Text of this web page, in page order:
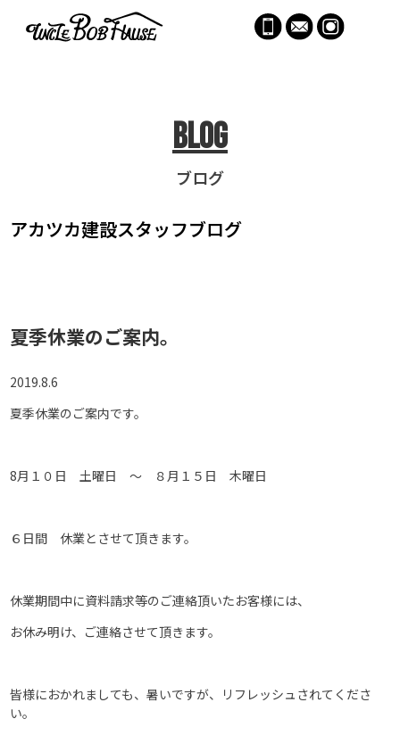
Blog
ブログ
アカツカ建設スタッフブログ
夏季休業のご案内。
2019.8.6
夏季休業のご案内です。
8月１０日 土曜日 ～ ８月１５日 木曜日
６日間 休業とさせて頂きます。
休業期間中に資料請求等のご連絡頂いたお客様には、
お休み明け、ご連絡させて頂きます。
皆様におかれましても、暑いですが、リフレッシュされてくださ
い。